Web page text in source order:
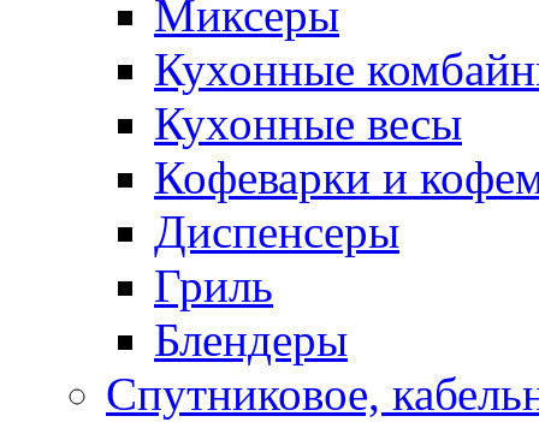
Миксеры
Кухонные
Кухонные весы
Кофеварки и
Диспенсеры
Гриль
Блендеры
Спутниковое,